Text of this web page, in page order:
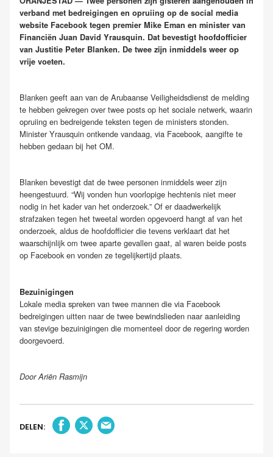
verband met bedreigingen en opruiing op de social media
website Facebook tegen premier Mike Eman en minister van
Financiën Juan David Yrausquin. Dat bevestigt hoofdofficier
van Justitie Peter Blanken. De twee zijn inmiddels weer op
vrije voeten.
Blanken geeft aan van de Arubaanse Veiligheidsdienst de melding
te hebben gekregen over twee posts op het sociale netwerk, waarin
opruiing en bedreigende teksten tegen de ministers stonden.
Minister Yrausquin ontkende vandaag, via Facebook, aangifte te
hebben gedaan bij het OM.
Blanken bevestigt dat de twee personen inmiddels weer zijn
heengestuurd. “Wij vonden hun voorlopige hechtenis niet meer
nodig in het kader van het onderzoek.” Of er daadwerkelijk
strafzaken tegen het tweetal worden opgevoerd hangt af van het
onderzoek, aldus de hoofdofficier die tevens verklaart dat het
waarschijnlijk om twee aparte gevallen gaat, al waren beide posts
op Facebook en vonden ze tegelijkertijd plaats.
Bezuinigingen
Lokale media spreken van twee mannen die via Facebook
bedreigingen uitten naar de twee bewindslieden naar aanleiding
van stevige bezuinigingen die momenteel door de regering worden
doorgevoerd.
Door Ariën Rasmijn
DELEN: